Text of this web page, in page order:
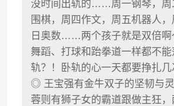
没时间出轨的……周一钢琴，周
围棋，周四作文，周五机器人，
日奥数……两个孩子就是双倍啊
舞蹈、打球和跆拳道一样都不
轨？！卧轨的心一天都要挣扎几
◎ 王宝强有金牛双子的坚韧与
蓉则有狮子女的霸道跟做主狂